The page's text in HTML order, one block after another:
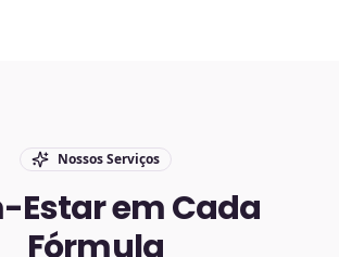
Nossos Serviços
Estar em Cada
Fórmula